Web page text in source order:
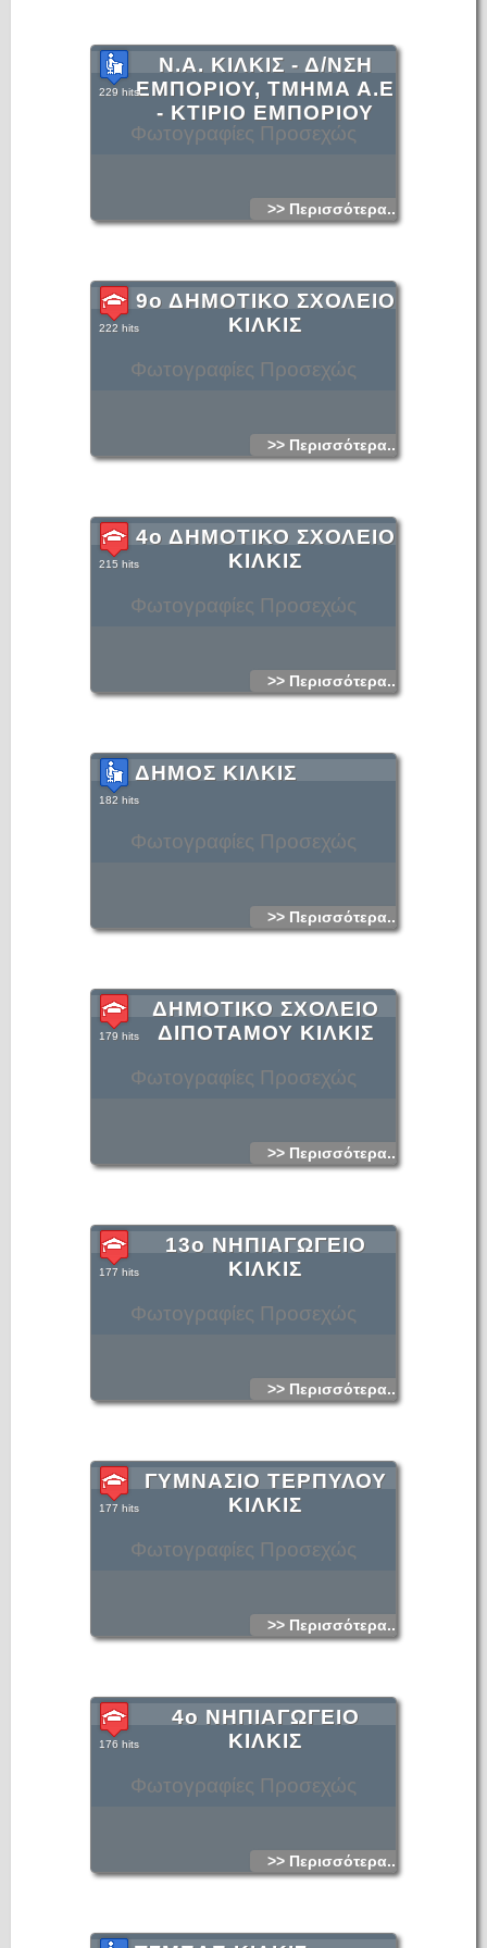
Φωτογραφίες Προσεχώς
Ν.Α. ΚΙΛΚΙΣ - Δ/ΝΣΗ
ΕΜΠΟΡΙΟΥ, ΤΜΗΜΑ Α.Ε
- ΚΤΙΡΙΟ ΕΜΠΟΡΙΟΥ
229 hits
>> Περισσότερα...
Φωτογραφίες Προσεχώς
9ο ΔΗΜΟΤΙΚΟ ΣΧΟΛΕΙΟ
ΚΙΛΚΙΣ
222 hits
>> Περισσότερα...
Φωτογραφίες Προσεχώς
4ο ΔΗΜΟΤΙΚΟ ΣΧΟΛΕΙΟ
ΚΙΛΚΙΣ
215 hits
>> Περισσότερα...
Φωτογραφίες Προσεχώς
ΔΗΜΟΣ ΚΙΛΚΙΣ
182 hits
>> Περισσότερα...
Φωτογραφίες Προσεχώς
ΔΗΜΟΤΙΚΟ ΣΧΟΛΕΙΟ
ΔΙΠΟΤΑΜΟΥ ΚΙΛΚΙΣ
179 hits
>> Περισσότερα...
Φωτογραφίες Προσεχώς
13ο ΝΗΠΙΑΓΩΓΕΙΟ
ΚΙΛΚΙΣ
177 hits
>> Περισσότερα...
Φωτογραφίες Προσεχώς
ΓΥΜΝΑΣΙΟ ΤΕΡΠΥΛΟΥ
ΚΙΛΚΙΣ
177 hits
>> Περισσότερα...
Φωτογραφίες Προσεχώς
4ο ΝΗΠΙΑΓΩΓΕΙΟ
ΚΙΛΚΙΣ
176 hits
>> Περισσότερα...